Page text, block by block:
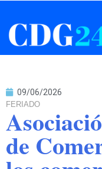
09/06/2026
FERIADO
de